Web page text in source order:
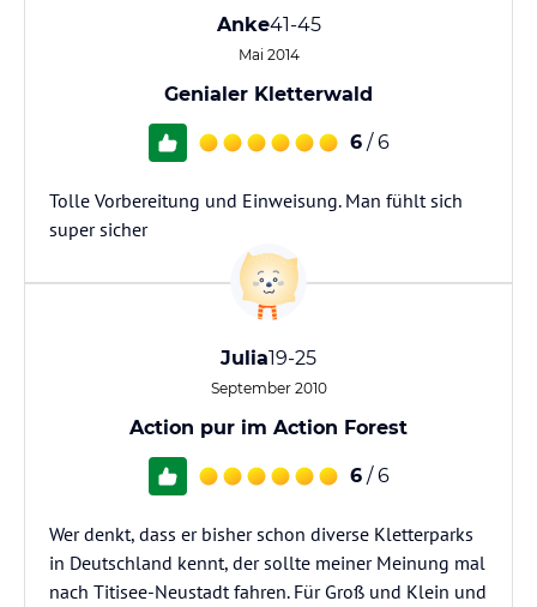
Anke41-45
Mai 2014
Genialer Kletterwald
6 / 6
Tolle Vorbereitung und Einweisung. Man fühlt sich
super sicher
Julia19-25
September 2010
Action pur im Action Forest
6 / 6
Wer denkt, dass er bisher schon diverse Kletterparks
in Deutschland kennt, der sollte meiner Meinung mal
nach Titisee-Neustadt fahren. Für Groß und Klein und